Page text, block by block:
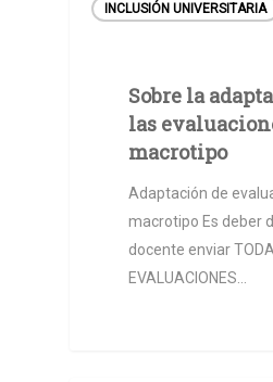
INCLUSIÓN UNIVERSITARIA
Sobre la
las
macrotipo
Adaptación de
macrotipo Es deber
docente enviar
EVALUACIONES…